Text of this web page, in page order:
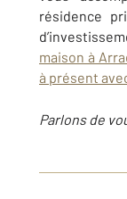
résidence
maison à
à présent
Parlons de